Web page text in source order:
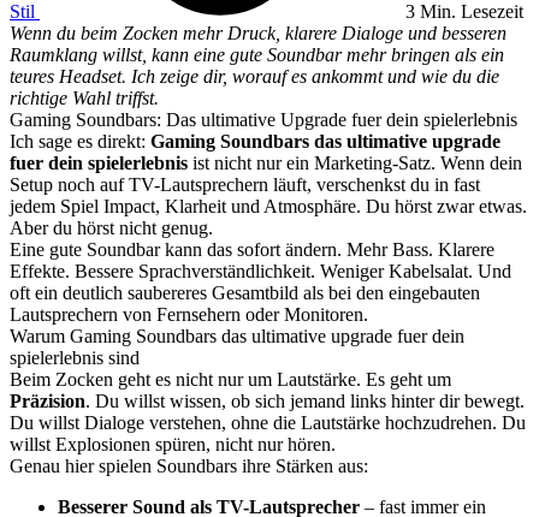
Stil
3 Min. Lesezeit
Wenn du beim Zocken mehr Druck, klarere Dialoge und besseren
Raumklang willst, kann eine gute Soundbar mehr bringen als ein
teures Headset. Ich zeige dir, worauf es ankommt und wie du die
richtige Wahl triffst.
Gaming Soundbars: Das ultimative Upgrade fuer dein spielerlebnis
Ich sage es direkt: Gaming Soundbars das ultimative upgrade
fuer dein spielerlebnis ist nicht nur ein Marketing-Satz. Wenn dein
Setup noch auf TV-Lautsprechern läuft, verschenkst du in fast
jedem Spiel Impact, Klarheit und Atmosphäre. Du hörst zwar etwas.
Aber du hörst nicht genug.
Eine gute Soundbar kann das sofort ändern. Mehr Bass. Klarere
Effekte. Bessere Sprachverständlichkeit. Weniger Kabelsalat. Und
oft ein deutlich saubereres Gesamtbild als bei den eingebauten
Lautsprechern von Fernsehern oder Monitoren.
Warum Gaming Soundbars das ultimative upgrade fuer dein
spielerlebnis sind
Beim Zocken geht es nicht nur um Lautstärke. Es geht um
Präzision. Du willst wissen, ob sich jemand links hinter dir bewegt.
Du willst Dialoge verstehen, ohne die Lautstärke hochzudrehen. Du
willst Explosionen spüren, nicht nur hören.
Genau hier spielen Soundbars ihre Stärken aus:
Besserer Sound als TV-Lautsprecher – fast immer ein